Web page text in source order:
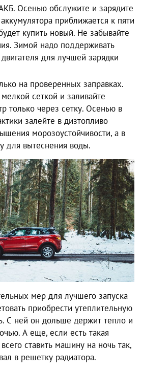
Осенью обслужите и зарядите
приближается к пяти
купить новый. Не забывайте
Зимой надо поддерживать
для лучшей зарядки
на проверенных заправках.
сеткой и заливайте
только через сетку. Осенью в
залейте в дизтопливо
морозоустойчивости, а в
для вытеснения воды.
мер для лучшего запуска
приобрести утеплительную
С ней он дольше держит тепло и
А еще, если есть такая
ставить машину на ночь так,
в решетку радиатора.